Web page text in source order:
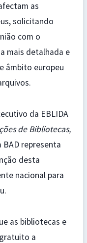
as
solicitando
com o
mais detalhada e
âmbito europeu
da EBLIDA
de Bibliotecas,
BAD representa
desta
nacional para
as bibliotecas e
a